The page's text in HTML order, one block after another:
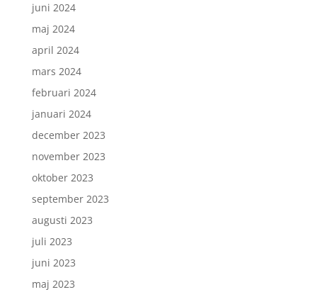
juni 2024
maj 2024
april 2024
mars 2024
februari 2024
januari 2024
december 2023
november 2023
oktober 2023
september 2023
augusti 2023
juli 2023
juni 2023
maj 2023